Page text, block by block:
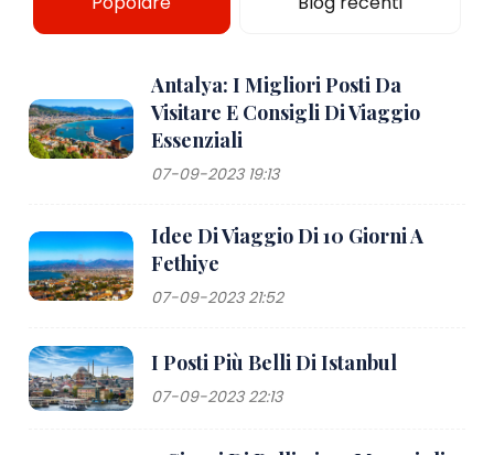
Antalya: I Migliori Posti Da
Visitare E Consigli Di Viaggio
Essenziali
07-09-2023 19:13
Idee Di Viaggio Di 10 Giorni A
Fethiye
07-09-2023 21:52
I Posti Più Belli Di Istanbul
07-09-2023 22:13